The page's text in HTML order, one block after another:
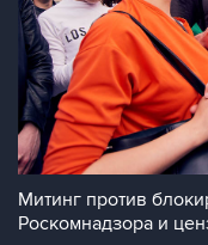
Митинг против
Роскомнадзора и